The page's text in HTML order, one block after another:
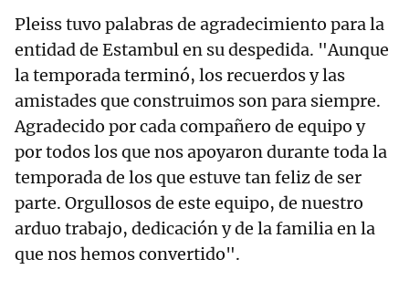
Pleiss tuvo palabras de agradecimiento para la
entidad de Estambul en su despedida. "Aunque
la temporada terminó, los recuerdos y las
amistades que construimos son para siempre.
Agradecido por cada compañero de equipo y
por todos los que nos apoyaron durante toda la
temporada de los que estuve tan feliz de ser
parte. Orgullosos de este equipo, de nuestro
arduo trabajo, dedicación y de la familia en la
que nos hemos convertido".